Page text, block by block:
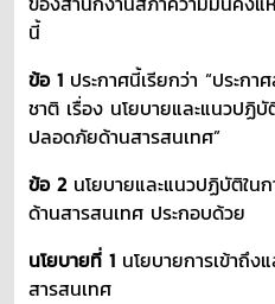
นี้
ข้อ 1 ประกาศนี้เรียกว่า “ประก
ชาติ เรื่อง นโยบายและแนวปฏิ
ปลอดภัยด้านสารสนเทศ”
ข้อ 2 นโยบายและแนวปฏิบัติใน
ด้านสารสนเทศ ประกอบด้วย
นโยบายที่ 1 นโยบายการเข้าถึง
สารสนเทศ